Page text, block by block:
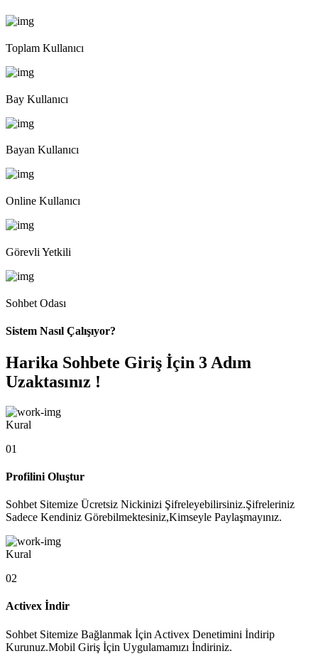
Toplam Kullanıcı
Bay Kullanıcı
Bayan Kullanıcı
Online Kullanıcı
Görevli Yetkili
Sohbet Odası
Sistem Nasıl Çalışıyor?
Harika Sohbete Giriş İçin 3 Adım
Uzaktasınız !
Kural
01
Profilini Oluştur
Sohbet Sitemize Ücretsiz Nickinizi Şifreleyebilirsiniz.Şifreleriniz
Sadece Kendiniz Görebilmektesiniz,Kimseyle Paylaşmayınız.
Kural
02
Activex İndir
Sohbet Sitemize Bağlanmak İçin Activex Denetimini İndirip
Kurunuz.Mobil Giriş İçin Uygulamamızı İndiriniz.